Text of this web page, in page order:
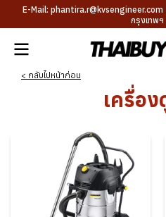
E-Mail:
กรุงเทพฯ
< กลับไปหน้าก่อน
เครื่อ